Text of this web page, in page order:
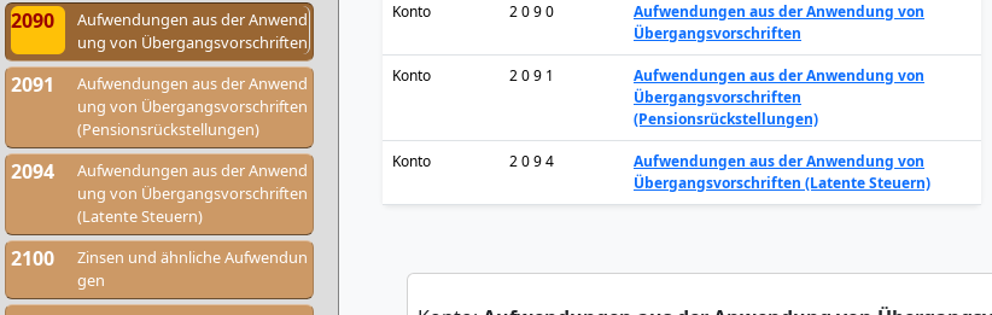
2090
Aufwendungen aus der Anwend
ung von Übergangsvorschriften
2091
Aufwendungen aus der Anwend
ung von Übergangsvorschriften
(Pensionsrückstellungen)
2094
Aufwendungen aus der Anwend
ung von Übergangsvorschriften
(Latente Steuern)
2100
Zinsen und ähnliche Aufwendun
gen
Konto 2 0 9 0
Aufwendungen aus der Anwendung von
Übergangsvorschriften
Konto 2 0 9 1
Aufwendungen aus der Anwendung von
Übergangsvorschriften
(Pensionsrückstellungen)
Konto 2 0 9 4
Aufwendungen aus der Anwendung von
Übergangsvorschriften (Latente Steuern)